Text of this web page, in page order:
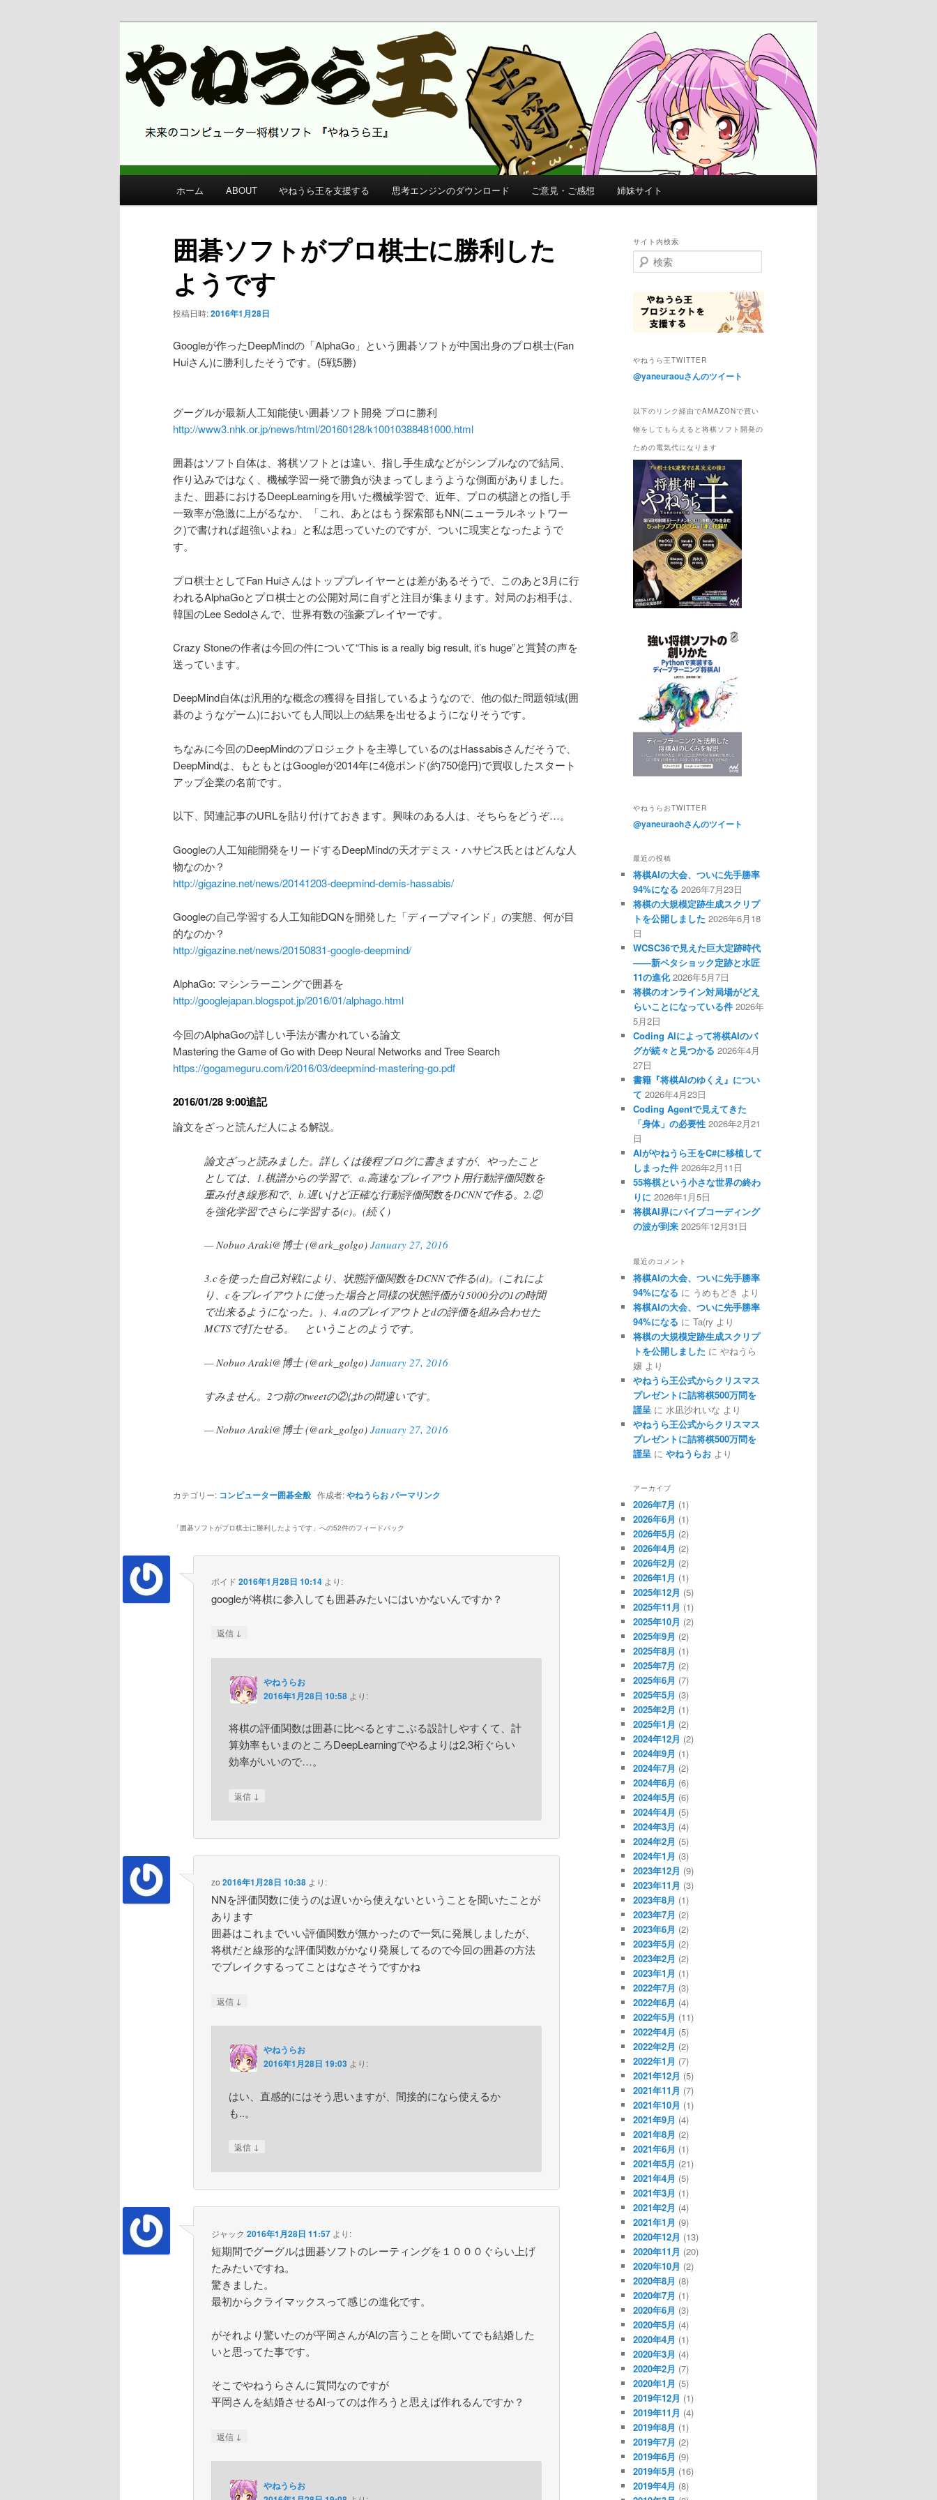
やねうら王 公式サイト
メ
ン
コ
テ
ツ
へ
移
動
ホーム ABOUT やねうら王を支援する 思考エンジンのダウンロード ご意見・ご感想 姉妹サイト
囲碁ソフトがプロ棋士に勝利した
ようです
投稿日時:2016年1月28日
Googleが作ったDeepMindの「AlphaGo」という囲碁ソフトが中国出身のプロ棋士(Fan
Huiさん)に勝利したそうです。(5戦5勝)
グーグルが最新人工知能使い囲碁ソフト開発 プロに勝利
http://www3.nhk.or.jp/news/html/20160128/k10010388481000.html
囲碁はソフト自体は、将棋ソフトとは違い、指し手生成などがシンプルなので結局、
作り込みではなく、機械学習一発で勝負が決まってしまうような側面がありました。
また、囲碁におけるDeepLearningを用いた機械学習で、近年、プロの棋譜との指し手
一致率が急激に上がるなか、「これ、あとはもう探索部もNN(ニューラルネットワー
ク)で書ければ超強いよね」と私は思っていたのですが、ついに現実となったようで
す。
プロ棋士としてFan Huiさんはトッププレイヤーとは差があるそうで、このあと3月に行
われるAlphaGoとプロ棋士との公開対局に自ずと注目が集まります。対局のお相手は、
韓国のLee Sedolさんで、世界有数の強豪プレイヤーです。
Crazy Stoneの作者は今回の件について“This is a really big result, it’s huge”と賞賛の声を
送っています。
DeepMind自体は汎用的な概念の獲得を目指しているようなので、他の似た問題領域(囲
碁のようなゲーム)においても人間以上の結果を出せるようになりそうです。
ちなみに今回のDeepMindのプロジェクトを主導しているのはHassabisさんだそうで、
DeepMindは、もともとはGoogleが2014年に4億ポンド(約750億円)で買収したスタート
アップ企業の名前です。
以下、関連記事のURLを貼り付けておきます。興味のある人は、そちらをどうぞ…。
Googleの人工知能開発をリードするDeepMindの天才デミス・ハサビス氏とはどんな人
物なのか？
http://gigazine.net/news/20141203-deepmind-demis-hassabis/
Googleの自己学習する人工知能DQNを開発した「ディープマインド」の実態、何が目
的なのか？
http://gigazine.net/news/20150831-google-deepmind/
AlphaGo: マシンラーニングで囲碁を
http://googlejapan.blogspot.jp/2016/01/alphago.html
今回のAlphaGoの詳しい手法が書かれている論文
Mastering the Game of Go with Deep Neural Networks and Tree Search
https://gogameguru.com/i/2016/03/deepmind-mastering-go.pdf
2016/01/28 9:00追記
論文をざっと読んだ人による解説。
論文ざっと読みました。詳しくは後程ブログに書きますが、やったこと
としては、1.棋譜からの学習で、a.高速なプレイアウト用行動評価関数を
重み付き線形和で、b.遅いけど正確な行動評価関数をDCNNで作る。2.②
を強化学習でさらに学習する(c)。(続く)
— Nobuo Araki@博士 (@ark_golgo) January 27, 2016
3.cを使った自己対戦により、状態評価関数をDCNNで作る(d)。(これによ
り、cをプレイアウトに使った場合と同様の状態評価が15000分の1の時間
で出来るようになった。)、4.aのプレイアウトとdの評価を組み合わせた
MCTSで打たせる。 ということのようです。
— Nobuo Araki@博士 (@ark_golgo) January 27, 2016
すみません。2つ前のtweetの②はbの間違いです。
— Nobuo Araki@博士 (@ark_golgo) January 27, 2016
カテゴリー: コンピューター囲碁全般 作成者:やねうらおパーマリンク
「囲碁ソフトがプロ棋士に勝利したようです 」への52件のフィードバック
ポイド 2016年1月28日 10:14 より:
googleが将棋に参入しても囲碁みたいにはいかないんですか？
返信 ↓
やねうらお
2016年1月28日 10:58 より:
将棋の評価関数は囲碁に比べるとすこぶる設計しやすくて、計
算効率もいまのところDeepLearningでやるよりは2,3桁ぐらい
効率がいいので…。
返信 ↓
zo 2016年1月28日 10:38 より:
NNを評価関数に使うのは遅いから使えないということを聞いたことが
あります
囲碁はこれまでいい評価関数が無かったので一気に発展しましたが、
将棋だと線形的な評価関数がかなり発展してるので今回の囲碁の方法
でブレイクするってことはなさそうですかね
返信 ↓
やねうらお
2016年1月28日 19:03 より:
はい、直感的にはそう思いますが、間接的になら使えるか
も..。
返信 ↓
ジャック 2016年1月28日 11:57 より:
短期間でグーグルは囲碁ソフトのレーティングを１０００ぐらい上げ
たみたいですね。
驚きました。
最初からクライマックスって感じの進化です。
がそれより驚いたのが平岡さんがAIの言うことを聞いてでも結婚した
いと思ってた事です。
そこでやねうらさんに質問なのですが
平岡さんを結婚させるAIってのは作ろうと思えば作れるんですか？
返信 ↓
やねうらお
サイト内検索
検
索
やねうら王TWITTER
@yaneuraouさんのツイート
以下のリンク経由でAMAZONで買い
物をしてもらえると将棋ソフト開発の
ための電気代になります
やねうらおTWITTER
@yaneuraohさんのツイート
最近の投稿
将棋AIの大会、ついに先手勝率
94%になる 2026年7月23日
将棋の大規模定跡生成スクリプ
トを公開しました 2026年6月18
日
WCSC36で見えた巨大定跡時代
――新ペタショック定跡と水匠
11の進化 2026年5月7日
将棋のオンライン対局場がどえ
らいことになっている件 2026年
5月2日
Coding AIによって将棋AIのバ
グが続々と見つかる 2026年4月
27日
書籍『将棋AIのゆくえ』につい
て 2026年4月23日
Coding Agentで見えてきた
「身体」の必要性 2026年2月21
日
AIがやねうら王をC#に移植して
しまった件 2026年2月11日
55将棋という小さな世界の終わ
りに 2026年1月5日
将棋AI界にバイブコーディング
の波が到来 2025年12月31日
最近のコメント
将棋AIの大会、ついに先手勝率
94%になる に うめもどき より
将棋AIの大会、ついに先手勝率
94%になる に Ta(ry より
将棋の大規模定跡生成スクリプ
トを公開しました に やねうら
嬢 より
やねうら王公式からクリスマス
プレゼントに詰将棋500万問を
謹呈 に 水凪沙れいな より
やねうら王公式からクリスマス
プレゼントに詰将棋500万問を
謹呈 に やねうらお より
アーカイブ
2026年7月 (1)
2026年6月 (1)
2026年5月 (2)
2026年4月 (2)
2026年2月 (2)
2026年1月 (1)
2025年12月 (5)
2025年11月 (1)
2025年10月 (2)
2025年9月 (2)
2025年8月 (1)
2025年7月 (2)
2025年6月 (7)
2025年5月 (3)
2025年2月 (1)
2025年1月 (2)
2024年12月 (2)
2024年9月 (1)
2024年7月 (2)
2024年6月 (6)
2024年5月 (6)
2024年4月 (5)
2024年3月 (4)
2024年2月 (5)
2024年1月 (3)
2023年12月 (9)
2023年11月 (3)
2023年8月 (1)
2023年7月 (2)
2023年6月 (2)
2023年5月 (2)
2023年2月 (2)
2023年1月 (1)
2022年7月 (3)
2022年6月 (4)
2022年5月 (11)
2022年4月 (5)
2022年2月 (2)
2022年1月 (7)
2021年12月 (5)
2021年11月 (7)
2021年10月 (1)
2021年9月 (4)
2021年8月 (2)
2021年6月 (1)
2021年5月 (21)
2021年4月 (5)
2021年3月 (1)
2021年2月 (4)
2021年1月 (9)
2020年12月 (13)
2020年11月 (20)
2020年10月 (2)
2020年8月 (8)
2020年7月 (1)
2020年6月 (3)
2020年5月 (4)
2020年4月 (1)
2020年3月 (4)
2020年2月 (7)
2020年1月 (5)
2019年12月 (1)
2019年11月 (4)
2019年8月 (1)
2019年7月 (2)
2019年6月 (9)
2019年5月 (16)
2019年4月 (8)